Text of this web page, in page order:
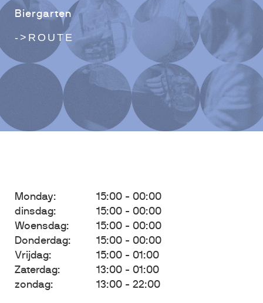
Biergarten
->ROUTE
Monday:
dinsdag:
Woensdag:
Donderdag:
Vrijdag:
Zaterdag:
zondag:
15:00 - 00:00
15:00 - 00:00
15:00 - 00:00
15:00 - 00:00
15:00 - 01:00
13:00 - 01:00
13:00 - 22:00